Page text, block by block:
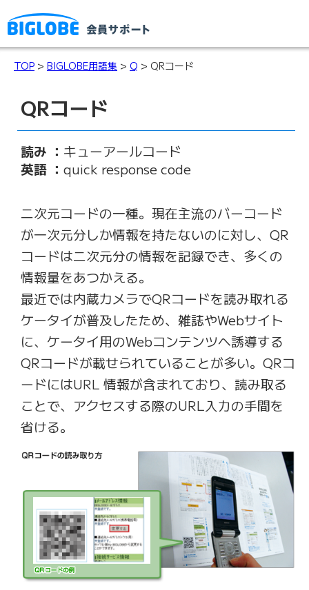
TOP > BIGLOBE用語集 > Q > QRコード
QRコード
読み ： キューアールコード
英語 ： quick response code
二次元コードの一種。現在主流のバーコード
が一次元分しか情報を持たないのに対し、QR
コードは二次元分の情報を記録でき、多くの
情報量をあつかえる。
最近では内蔵カメラでQRコードを読み取れる
ケータイが普及したため、雑誌やWebサイト
に、ケータイ用のWebコンテンツへ誘導する
QRコードが載せられていることが多い。QRコ
ードにはURL 情報が含まれており、読み取る
ことで、アクセスする際のURL入力の手間を
省ける。